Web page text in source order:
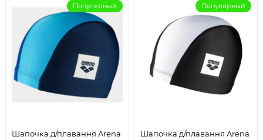
Популярный
Шапочка д/плавання Arena
Популярный
Шапочка д/плавання Arena